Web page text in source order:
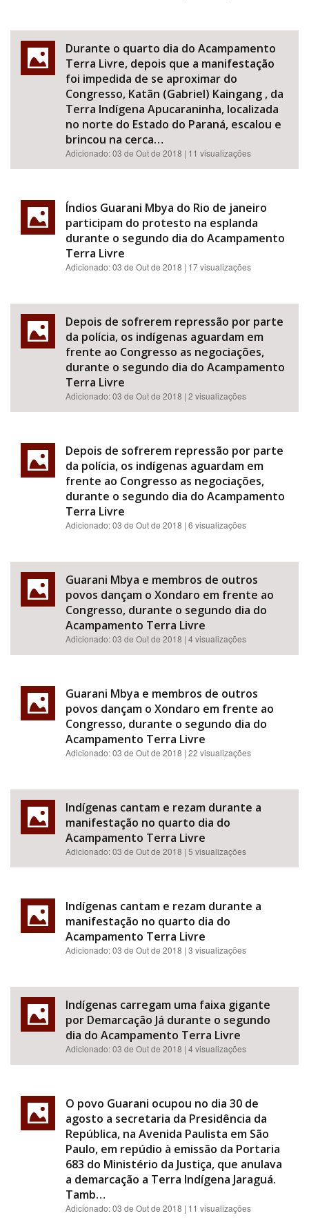
Durante o quarto dia do Acampamento
Terra Livre, depois que a manifestação
foi impedida de se aproximar do
Congresso, Katãn (Gabriel) Kaingang , da
Terra Indígena Apucaraninha, localizada
no norte do Estado do Paraná, escalou e
brincou na cerca…
Adicionado:03 de Out de 2018 | 11 visualizações
Índios Guarani Mbya do Rio de janeiro
participam do protesto na esplanda
durante o segundo dia do Acampamento
Terra Livre
Adicionado:03 de Out de 2018 | 17 visualizações
Depois de sofrerem repressão por parte
da polícia, os indígenas aguardam em
frente ao Congresso as negociações,
durante o segundo dia do Acampamento
Terra Livre
Adicionado:03 de Out de 2018 | 2 visualizações
Depois de sofrerem repressão por parte
da polícia, os indígenas aguardam em
frente ao Congresso as negociações,
durante o segundo dia do Acampamento
Terra Livre
Adicionado:03 de Out de 2018 | 6 visualizações
Guarani Mbya e membros de outros
povos dançam o Xondaro em frente ao
Congresso, durante o segundo dia do
Acampamento Terra Livre
Adicionado:03 de Out de 2018 | 4 visualizações
Guarani Mbya e membros de outros
povos dançam o Xondaro em frente ao
Congresso, durante o segundo dia do
Acampamento Terra Livre
Adicionado:03 de Out de 2018 | 22 visualizações
Indígenas cantam e rezam durante a
manifestação no quarto dia do
Acampamento Terra Livre
Adicionado:03 de Out de 2018 | 5 visualizações
Indígenas cantam e rezam durante a
manifestação no quarto dia do
Acampamento Terra Livre
Adicionado:03 de Out de 2018 | 3 visualizações
Indígenas carregam uma faixa gigante
por Demarcação Já durante o segundo
dia do Acampamento Terra Livre
Adicionado:03 de Out de 2018 | 4 visualizações
O povo Guarani ocupou no dia 30 de
agosto a secretaria da Presidência da
República, na Avenida Paulista em São
Paulo, em repúdio à emissão da Portaria
683 do Ministério da Justiça, que anulava
a demarcação a Terra Indígena Jaraguá.
Tamb…
Adicionado:03 de Out de 2018 | 11 visualizações